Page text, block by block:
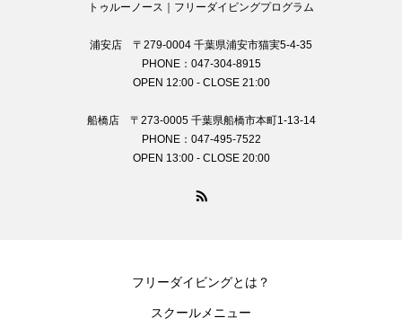
トゥルーノース｜フリーダイビングプログラム
浦安店 〒279-0004 千葉県浦安市猫実5-4-35
PHONE：047-304-8915
OPEN 12:00 - CLOSE 21:00
船橋店 〒273-0005 千葉県船橋市本町1-13-14
PHONE：047-495-7522
OPEN 13:00 - CLOSE 20:00
フリーダイビングとは？
スクールメニュー